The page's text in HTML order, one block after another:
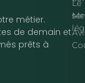
métier.
de demain et
prêts à
Le